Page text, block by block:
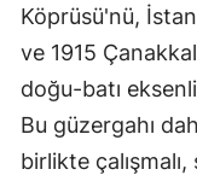
Köprüsü'nü,
ve 1915
doğu-batı
Bu güzergahı
birlikte